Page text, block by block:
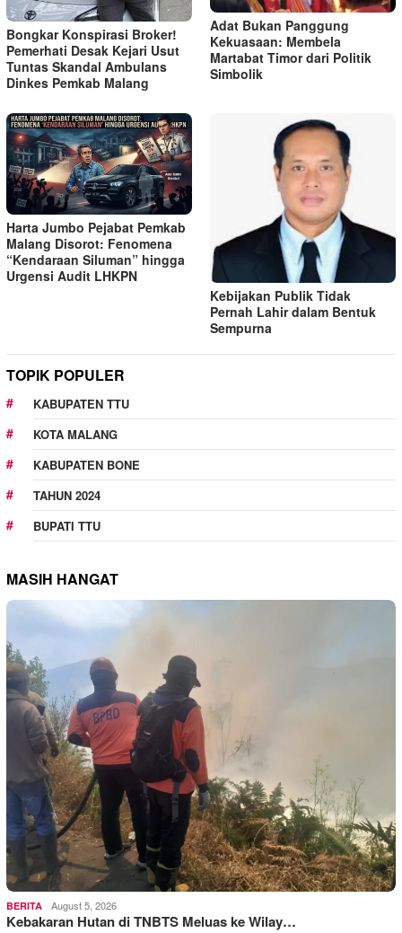
Bongkar Konspirasi Broker!
Pemerhati Desak Kejari Usut
Tuntas Skandal Ambulans
Dinkes Pemkab Malang
Adat Bukan Panggung
Kekuasaan: Membela
Martabat Timor dari Politik
Simbolik
Harta Jumbo Pejabat Pemkab
Malang Disorot: Fenomena
“Kendaraan Siluman” hingga
Urgensi Audit LHKPN
Kebijakan Publik Tidak
Pernah Lahir dalam Bentuk
Sempurna
TOPIK POPULER
KABUPATEN TTU
KOTA MALANG
KABUPATEN BONE
TAHUN 2024
BUPATI TTU
MASIH HANGAT
BERITA August 5, 2026
Kebakaran Hutan di TNBTS Meluas ke Wilay…